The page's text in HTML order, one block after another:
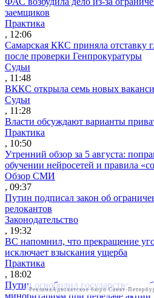
Реклама
заемщиков
Практика
, 12:06
Самарская ККС приняла отставку
после проверки Генпрокуратуры
Судьи
, 11:48
ВККС открыла семь новых
Судьи
, 11:28
Власти обсуждают варианты
Практика
, 10:50
Утренний обзор за 5 августа:
обучении нейросетей и правила
Обзор СМИ
, 09:37
Путин подписал закон об
релокантов
Законодательство
, 19:32
ВС напомнил, что прекращение
исключает взыскания ущерба
Практика
, 18:02
Путин освободил государство от
миноритариям при передаче акций
РекламаАдвокатское бюро Санкт-